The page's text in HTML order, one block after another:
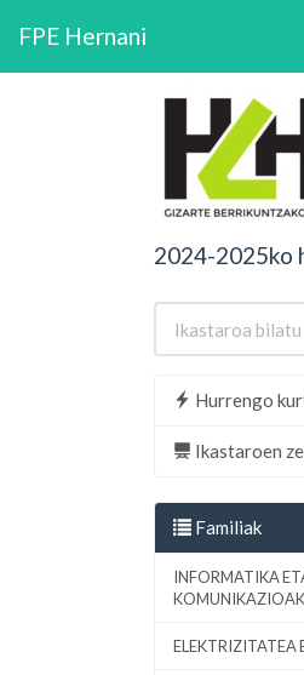
FPE Hernani
2024-2025ko
Hurrengo
Ikastaroen
Familiak
INFORMATIKA
KOMUNIKAZIOAK
ELEKTRIZITATEA